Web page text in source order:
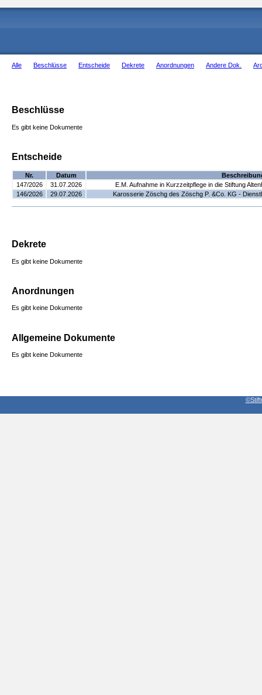
Alle Beschlüsse Entscheide Dekrete Anordnungen Andere Dok.
Beschlüsse
Es gibt keine Dokumente
Entscheide
Nr. Datum
147/2026
31.07.2026
E.M. Aufnahme in Kurzzeitpflege in die Stiftung
146/2026
29.07.2026 Karosserie Zöschg des Zöschg P. &Co. KG -
Dekrete
Es gibt keine Dokumente
Anordnungen
Es gibt keine Dokumente
Allgemeine Dokumente
Es gibt keine Dokumente